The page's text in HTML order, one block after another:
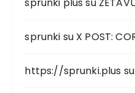
sprunki su X POST:
https://sprunki.plus